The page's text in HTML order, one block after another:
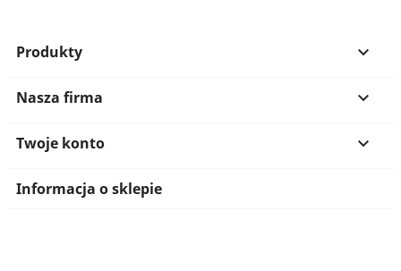
Produkty 
Nasza firma 
Twoje konto 
Informacja o sklepie